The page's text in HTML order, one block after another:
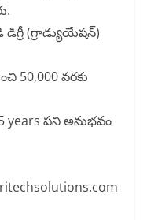
(గ్రాడ్యుయేషన్)
50,000 వరకు
5 years పని అనుభవం